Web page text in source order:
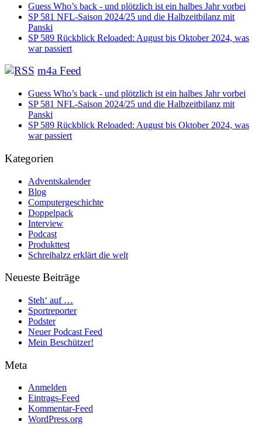
Guess Who’s back - und plötzlich ist ein halbes Jahr vorbei
SP 581 NFL-Saison 2024/25 und die Halbzeitbilanz mit
Panski
SP 589 Rückblick Reloaded: August bis Oktober 2024, was
war passiert
m4a Feed
Guess Who’s back - und plötzlich ist ein halbes Jahr vorbei
SP 581 NFL-Saison 2024/25 und die Halbzeitbilanz mit
Panski
SP 589 Rückblick Reloaded: August bis Oktober 2024, was
war passiert
Kategorien
Adventskalender
Blog
Computergeschichte
Doppelpack
Interview
Podcast
Produkttest
Schreihalzz erklärt die welt
Neueste Beiträge
Steh‘ auf …
Sportreporter
Podster
Neuer Podcast Feed
Mein Beschützer!
Meta
Anmelden
Eintrags-Feed
Kommentar-Feed
WordPress.org